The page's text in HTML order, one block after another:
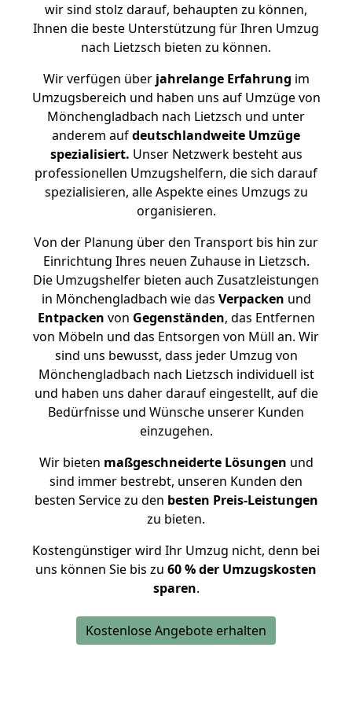
wir sind stolz darauf, behaupten zu können,
Ihnen die beste Unterstützung für Ihren Umzug
nach Lietzsch bieten zu können.
Wir verfügen überjahrelange Erfahrung im
Umzugsbereich und haben uns auf Umzüge von
Mönchengladbach nach Lietzsch und unter
anderem aufdeutschlandweite Umzüge
spezialisiert. Unser Netzwerk besteht aus
professionellen Umzugshelfern, die sich darauf
spezialisieren, alle Aspekte eines Umzugs zu
organisieren.
Von der Planung über den Transport bis hin zur
Einrichtung Ihres neuen Zuhause in Lietzsch.
Die Umzugshelfer bieten auch Zusatzleistungen
in Mönchengladbach wie das Verpacken und
Entpacken von Gegenständen, das Entfernen
von Möbeln und das Entsorgen von Müll an. Wir
sind uns bewusst, dass jeder Umzug von
Mönchengladbach nach Lietzsch individuell ist
und haben uns daher darauf eingestellt, auf die
Bedürfnisse und Wünsche unserer Kunden
einzugehen.
Wir bieten maßgeschneiderte Lösungen und
sind immer bestrebt, unseren Kunden den
besten Service zu den besten Preis-Leistungen
zu bieten.
Kostengünstiger wird Ihr Umzug nicht, denn bei
uns können Sie bis zu 60 % der Umzugskosten
sparen.
Kostenlose Angebote erhalten